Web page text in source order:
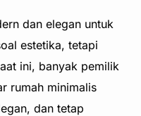
dan elegan untuk
estetika, tetapi
ini, banyak pemilik
rumah minimalis
dan tetap